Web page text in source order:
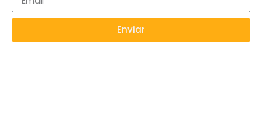
Enviar